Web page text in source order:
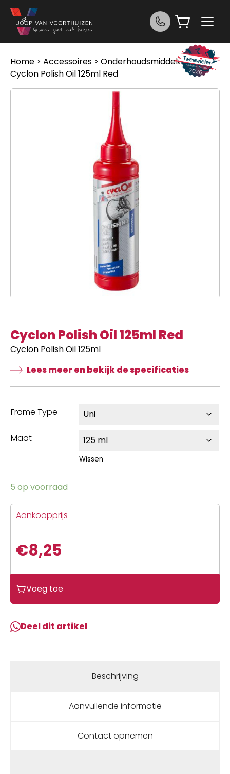
Ga naar de inhoud
Home > Accessoires > Onderhoudsmiddelen>
Cyclon Polish Oil 125ml Red
Cyclon Polish Oil 125ml Red
Cyclon Polish Oil 125ml
Lees meer en bekijk de specificaties
Frame Type
Maat
Wissen
5 op voorraad
Aankoopprijs
€8,25
Voeg toe
Deel dit artikel
Beschrijving
Aanvullende informatie
Contact opnemen